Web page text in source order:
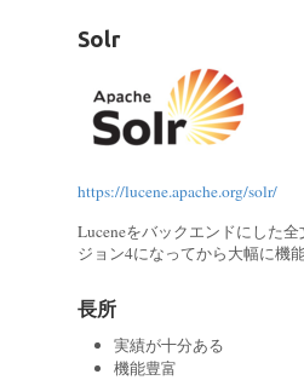
Solr
https://lucene.apache.org/solr/
Luceneをバックエンドにした
ジョン4になってから大幅に機
長所
実績が十分ある
機能豊富